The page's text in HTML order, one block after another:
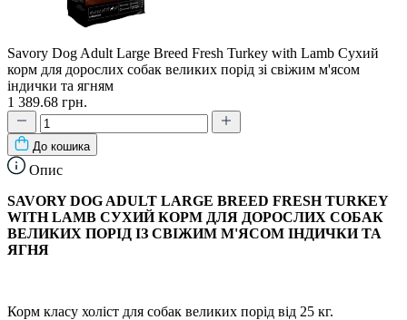
Savory Dog Adult Large Breed Fresh Turkey with Lamb Сухий
корм для дорослих собак великих порід зі свіжим м'ясом
індички та ягням
1 389.68 грн.
До кошика
Опис
SAVORY DOG ADULT LARGE BREED FRESH TURKEY
WITH LAMB СУХИЙ КОРМ ДЛЯ ДОРОСЛИХ СОБАК
ВЕЛИКИХ ПОРІД ІЗ СВІЖИМ М'ЯСОМ ІНДИЧКИ ТА
ЯГНЯ
Корм класу холіст для собак великих порід від 25 кг.